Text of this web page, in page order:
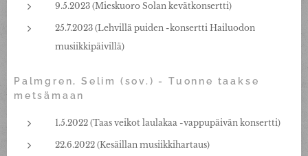
9.5.2023 (Mieskuoro Solan kevätkonsertti)
25.7.2023 (Lehvillä puiden -konsertti Hailuodon
musiikkipäivillä)
Palmgren, Selim (sov.) - Tuonne taakse
metsämaan
1.5.2022 (Taas veikot laulakaa -vappupäivän konsertti)
22.6.2022 (Kesäillan musiikkihartaus)